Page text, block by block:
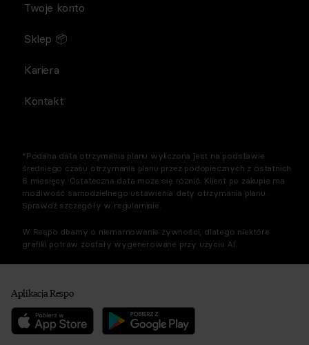
Twoje konto
Sklep 📦
Kariera
Kontakt
*Podana data otrzymania planu wyliczona jest na podstawie
średniego czasu otrzymania planu przez podopiecznych z ostatnich
6 miesięcy. Ostateczna data może się różnić. Klient po zakupie ma
możliwość samodzielnego ustawienia daty otrzymania planu.
Sprawdź szczegóły w regulaminie.
W Respo dbamy o niemarnowanie żywności, dlatego niektóre
grafiki potraw zostały wygenerowane przy użyciu AI.
Aplikacja Respo